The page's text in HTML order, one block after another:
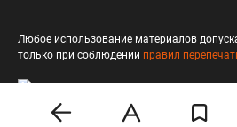
Любое использование материалов
только при соблюдении правил